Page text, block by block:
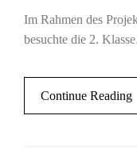
Im Rahmen des
besuchte die 2.
Continue Reading